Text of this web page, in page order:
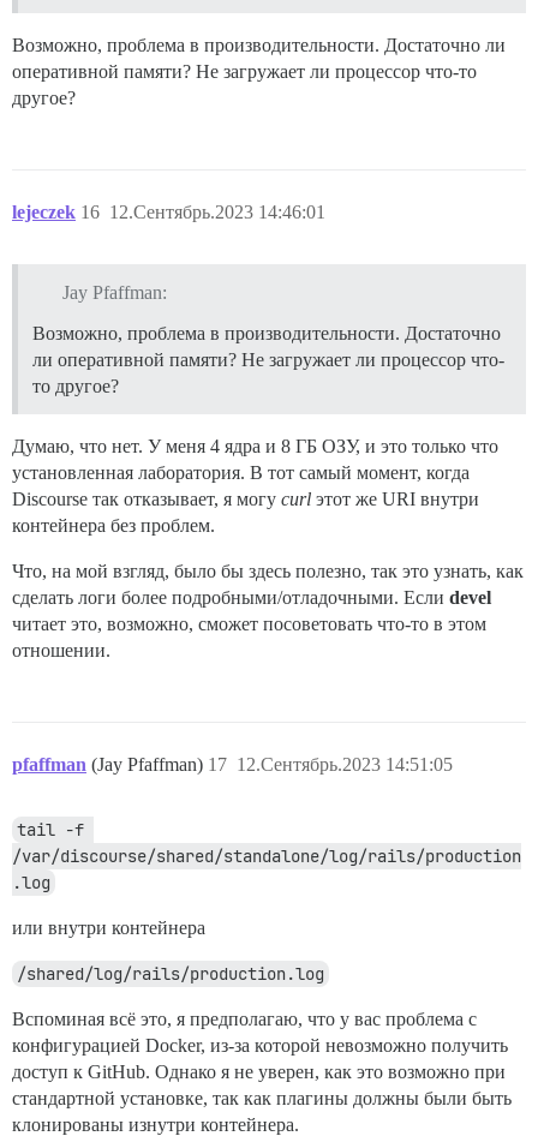
Возможно, проблема в производительности. Достаточно ли
оперативной памяти? Не загружает ли процессор что-то
другое?
lejeczek 12.Сентябрь.2023 14:46:01
16
Jay Pfaffman:
Возможно, проблема в производительности. Достаточно
ли оперативной памяти? Не загружает ли процессор что-
то другое?
Думаю, что нет. У меня 4 ядра и 8 ГБ ОЗУ, и это только что
установленная лаборатория. В тот самый момент, когда
Discourse так отказывает, я могу curl этот же URI внутри
контейнера без проблем.
Что, на мой взгляд, было бы здесь полезно, так это узнать, как
сделать логи более подробными/отладочными. Если devel
читает это, возможно, сможет посоветовать что-то в этом
отношении.
pfaffman (Jay Pfaffman) 12.Сентябрь.2023 14:51:05
17
tail -f
/var/discourse/shared/standalone/log/rails/production
.log
или внутри контейнера
/shared/log/rails/production.log
Вспоминая всё это, я предполагаю, что у вас проблема с
конфигурацией Docker, из-за которой невозможно получить
доступ к GitHub. Однако я не уверен, как это возможно при
стандартной установке, так как плагины должны были быть
клонированы изнутри контейнера.